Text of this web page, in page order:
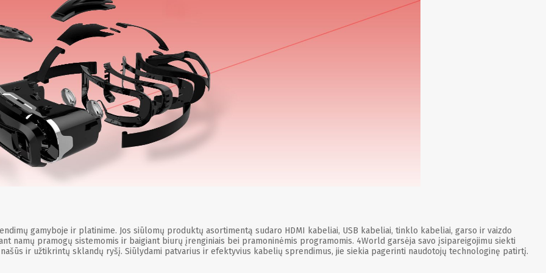
gamyboje ir platinime. Jos siūlomų produktų asortimentą sudaro HDMI kabeliai, USB kabeliai, tinklo kabeliai, garso ir vaizdo
namų pramogų sistemomis ir baigiant biurų įrenginiais bei pramoninėmis programomis. 4World garsėja savo įsipareigojimu siekti
ir užtikrintų sklandų ryšį. Siūlydami patvarius ir efektyvius kabelių sprendimus, jie siekia pagerinti naudotojų technologinę patirtį.